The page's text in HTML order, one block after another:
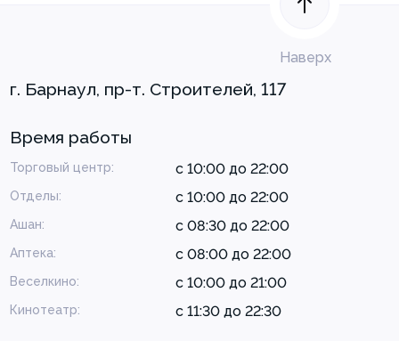
Наверх
г. Барнаул, пр-т. Строителей, 117
Время работы
Торговый центр: с 10:00 до 22:00
Отделы: с 10:00 до 22:00
Ашан: с 08:30 до 22:00
Аптека: с 08:00 до 22:00
Веселкино: с 10:00 до 21:00
Кинотеатр: с 11:30 до 22:30